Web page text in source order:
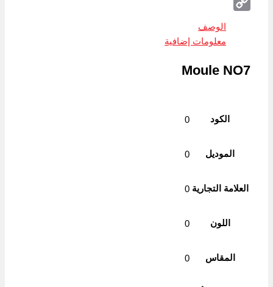
Telegram
الوصف
معلومات إضافية
Moule NO7
الكود 0
الموديل 0
العلامة التجارية 0
اللون 0
المقاس 0